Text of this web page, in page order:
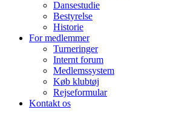
Dansestudie
Bestyrelse
Historie
For medlemmer
Turneringer
Internt forum
Medlemssystem
Køb klubtøj
Rejseformular
Kontakt os